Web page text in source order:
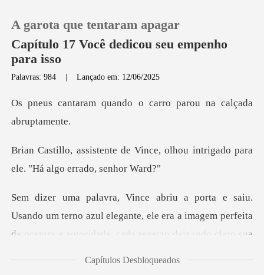
Loja
Histórico
A garota que tentaram apagar
Capítulo 17 Você dedicou seu empenho
para isso
Palavras: 984 |Lançado em: 12/06/2025
ndo o carro parou na
ince, olhou intrigado para
ele.
um terno azul elegante, ele era a imagem perfeita
da postu
Capítulos Desbloqueados